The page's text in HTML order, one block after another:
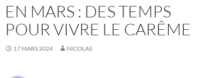
EN MARS : DES TEMPS
POUR VIVRE LE CARÊME
17 MARS 2024 NICOLAS